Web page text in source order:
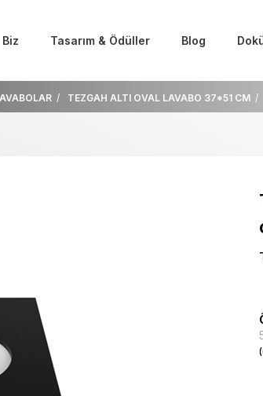
Biz Tasarım & Ödüller Blog
TEZGAH ALTI OVAL LAVABO 37*51 CM